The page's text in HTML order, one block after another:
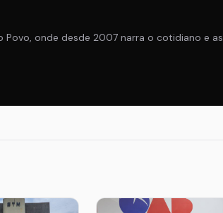
onde desde 2007 narra o cotidiano e as